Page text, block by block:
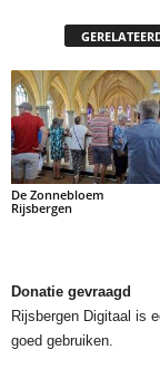
De Zonnebloem
Rijsbergen
Donatie gevraagd
Rijsbergen Digitaal is
goed gebruiken.